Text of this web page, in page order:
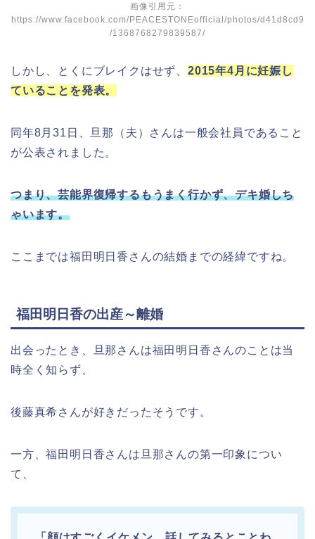
画像引用元：
https://www.facebook.com/PEACESTONEofficial/photos/d41d8cd9
/1368768279839587/
しかし、とくにブレイクはせず、 2015年4月に妊娠し
ていることを発表。
同年8月31日、旦那（夫）さんは一般会社員であること
が公表されました。
つまり、芸能界復帰するもうまく行かず、デキ婚しち
ゃいます。
ここまでは福田明日香さんの結婚までの経緯ですね。
福田明日香の出産～離婚
出会ったとき、旦那さんは福田明日香さんのことは当
時全く知らず、
後藤真希さんが好きだったそうです。
一方、福田明日香さんは旦那さんの第一印象につい
て、